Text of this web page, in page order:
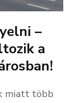
–
a
miatt több